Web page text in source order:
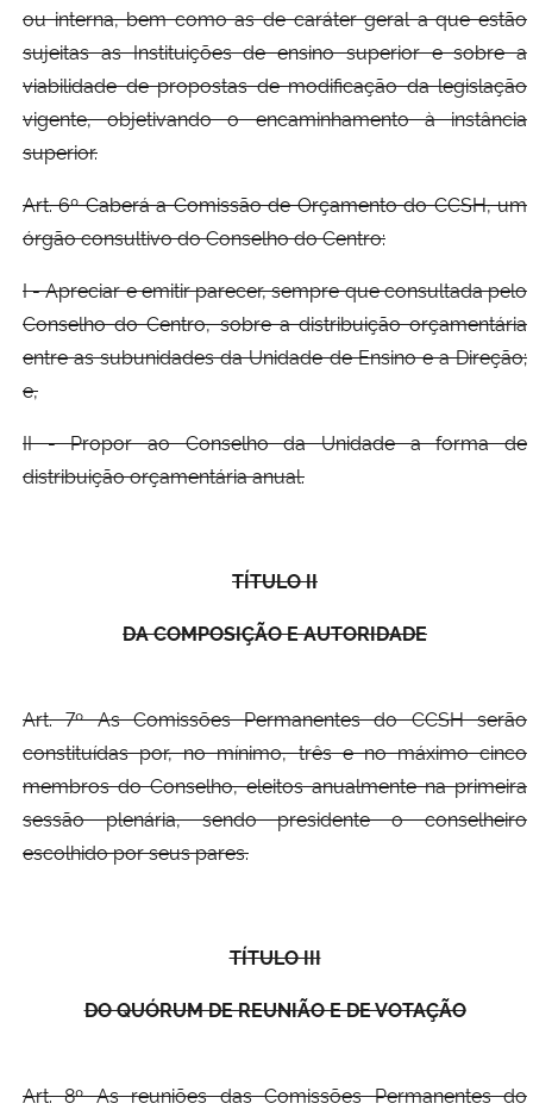
ou interna, bem como as de caráter geral a que estão
sujeitas as Instituições de ensino superior e sobre a
viabilidade de propostas de modificação da legislação
vigente, objetivando o encaminhamento à instância
superior.
Art. 6º Caberá a Comissão de Orçamento do CCSH, um
órgão consultivo do Conselho do Centro:
I - Apreciar e emitir parecer, sempre que consultada pelo
Conselho do Centro, sobre a distribuição orçamentária
entre as subunidades da Unidade de Ensino e a Direção;
e,
II - Propor ao Conselho da Unidade a forma de
distribuição orçamentária anual.
TÍTULO II
DA COMPOSIÇÃO E AUTORIDADE
Art. 7º As Comissões Permanentes do CCSH serão
constituídas por, no mínimo, três e no máximo cinco
membros do Conselho, eleitos anualmente na primeira
sessão plenária, sendo presidente o conselheiro
escolhido por seus pares.
TÍTULO III
DO QUÓRUM DE REUNIÃO E DE VOTAÇÃO
Art. 8º As reuniões das Comissões Permanentes do